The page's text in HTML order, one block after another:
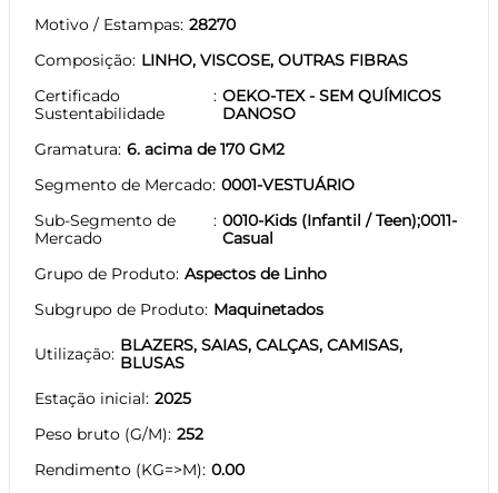
Motivo / Estampas 28270
Composição LINHO, VISCOSE, OUTRAS FIBRAS
Certificado
Sustentabilidade
OEKO-TEX - SEM QUÍMICOS
DANOSO
Gramatura 6. acima de 170 GM2
Segmento de Mercado 0001-VESTUÁRIO
Sub-Segmento de
Mercado
0010-Kids (Infantil / Teen);0011-
Casual
Grupo de Produto Aspectos de Linho
Subgrupo de Produto Maquinetados
Utilização BLAZERS, SAIAS, CALÇAS, CAMISAS,
BLUSAS
Estação inicial 2025
Peso bruto (G/M) 252
Rendimento (KG=>M) 0.00